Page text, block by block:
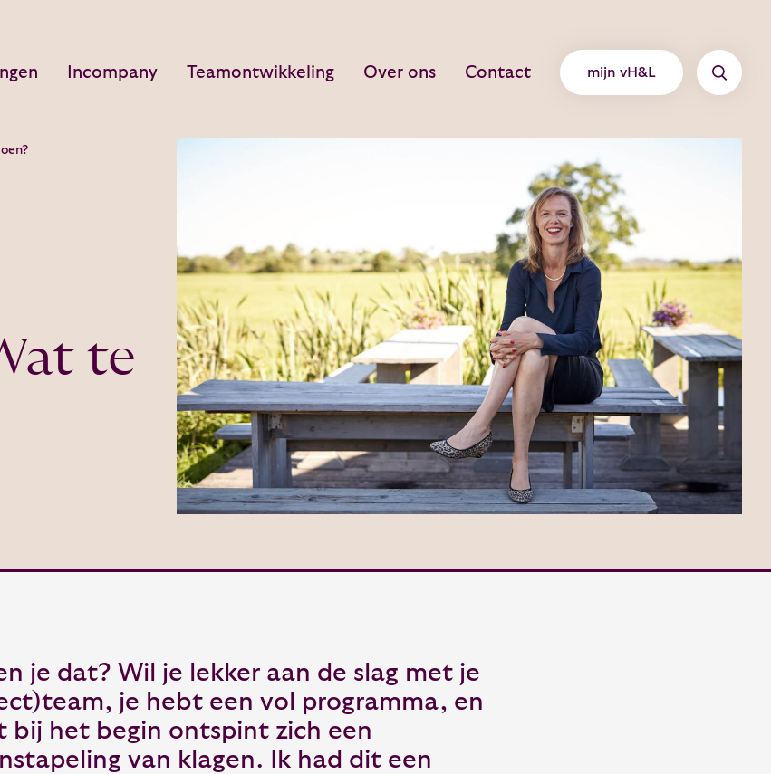
Incompany Teamontwikkeling Over ons Contact mijn vH&L
te
je dat? Wil je lekker aan de slag met je
je hebt een vol programma, en
bij het begin ontspint zich een
van klagen. Ik had dit een